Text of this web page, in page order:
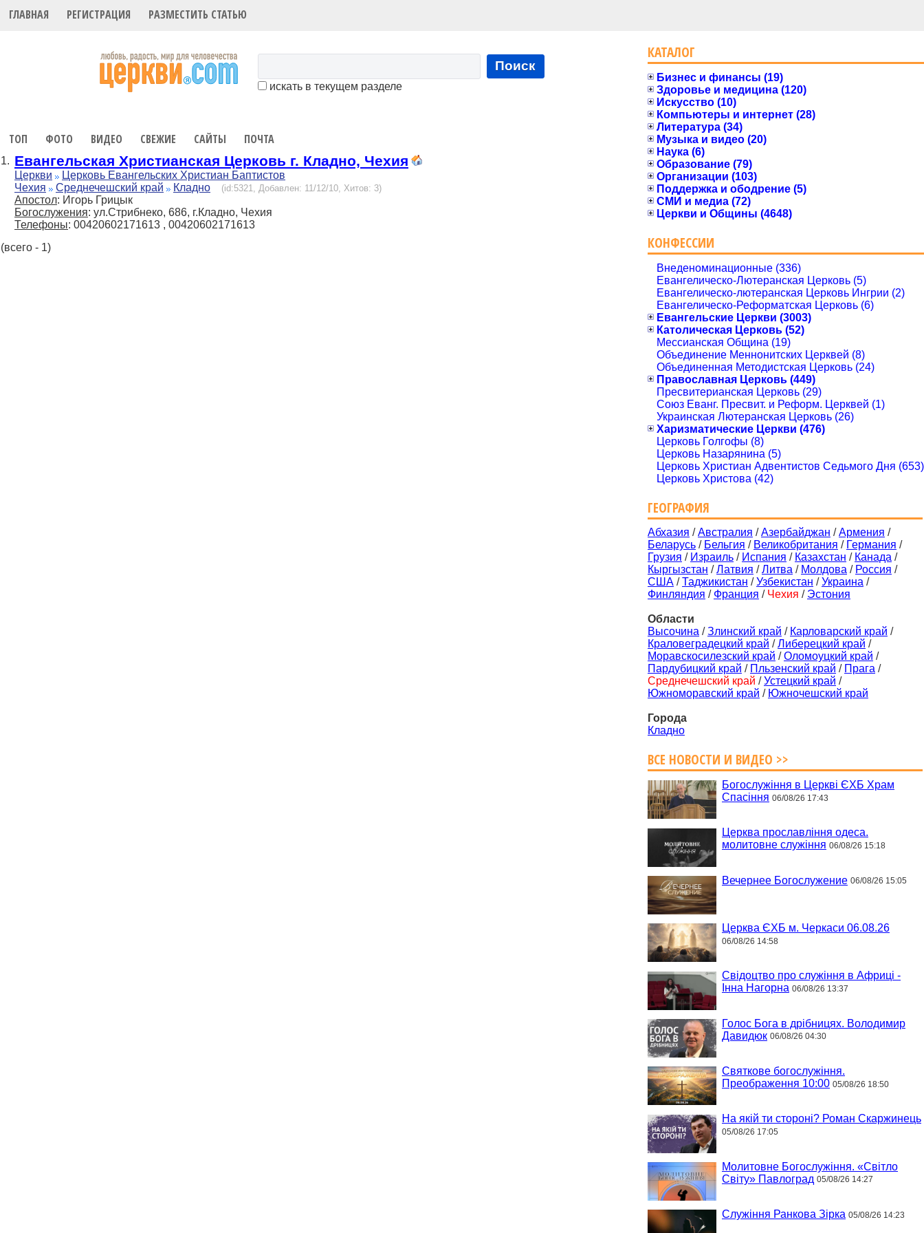
ГЛАВНАЯ РЕГИСТРАЦИЯ РАЗМЕСТИТЬ СТАТЬЮ
Поиск
искать в текущем разделе
ТОП ФОТО ВИДЕО СВЕЖИЕ САЙТЫ ПОЧТА
1. Евангельская Христианская Церковь г. Кладно, Чехия
Церкви
Церковь Евангельских Христиан Баптистов
Чехия
Среднечешский край Кладно (id:5321, Добавлен: 11/12/10, Хитов: 3)
Апостол: Игорь Грицык
Богослужения: ул.Стрибнеко, 686, г.Кладно, Чехия
Телефоны: 00420602171613 , 00420602171613
(всего - 1)
КАТАЛОГ
Бизнес и финансы (19)
Здоровье и медицина (120)
Искусство (10)
Компьютеры и интернет (28)
Литература (34)
Музыка и видео (20)
Наука (6)
Образование (79)
Организации (103)
Поддержка и ободрение (5)
СМИ и медиа (72)
Церкви и Общины (4648)
КОНФЕССИИ
Внеденоминационные (336)
Евангелическо-Лютеранская Церковь (5)
Евангелическо-лютеранская Церковь Ингрии (2)
Евангелическо-Реформатская Церковь (6)
Евангельские Церкви (3003)
Католическая Церковь (52)
Мессианская Община (19)
Объединение Меннонитских Церквей (8)
Объединенная Методистская Церковь (24)
Православная Церковь (449)
Пресвитерианская Церковь (29)
Союз Еванг. Пресвит. и Реформ. Церквей (1)
Украинская Лютеранская Церковь (26)
Харизматические Церкви (476)
Церковь Голгофы (8)
Церковь Назарянина (5)
Церковь Христиан Адвентистов Седьмого Дня (653)
Церковь Христова (42)
ГЕОГРАФИЯ
Абхазия /Австралия /Азербайджан /Армения /
Беларусь / Бельгия / Великобритания / Германия /
Грузия / Израиль / Испания / Казахстан / Канада /
Кыргызстан /Латвия /Литва / Молдова / Россия /
США /Таджикистан /Узбекистан /Украина /
Финляндия / Франция / Чехия / Эстония
Области
Высочина /Злинский край / Карловарский край /
Краловеградецкий край /Либерецкий край /
Моравскосилезский край /Оломоуцкий край /
Пардубицкий край / Пльзенский край / Прага /
Среднечешский край /Устецкий край /
Южноморавский край / Южночешский край
Города
Кладно
ВСЕ НОВОСТИ И ВИДЕО >>
Богослужіння в Церкві ЄХБ Храм
Спасіння 06/08/26 17:43
Церква прославління одеса.
молитовне служіння 06/08/26 15:18
Вечернее Богослужение 06/08/26 15:05
Церква ЄХБ м. Черкаси 06.08.26
06/08/26 14:58
Свідоцтво про служіння в Африці -
Інна Нагорна 06/08/26 13:37
Голос Бога в дрібницях. Володимир
Давидюк 06/08/26 04:30
Святкове богослужіння.
Преображення 10:00 05/08/26 18:50
На якій ти стороні? Роман Скаржинець
05/08/26 17:05
Молитовне Богослужіння. «Світло
Світу» Павлоград 05/08/26 14:27
Служіння Ранкова Зірка 05/08/26 14:23